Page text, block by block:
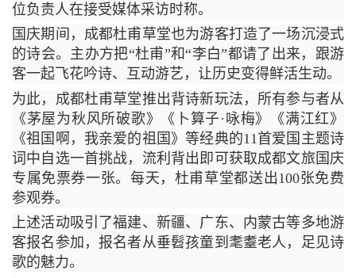
位负责人在接受媒体采访时称。
国庆期间，成都杜甫草堂也为游客打造了一场沉浸式
的诗会。主办方把“杜甫”和“李白”都请了出来，跟游
客一起飞花吟诗、互动游艺，让历史变得鲜活生动。
为此，成都杜甫草堂推出背诗新玩法，所有参与者从
《茅屋为秋风所破歌》《卜算子·咏梅》《满江红》
《祖国啊，我亲爱的祖国》等经典的11首爱国主题诗
词中自选一首挑战，流利背出即可获取成都文旅国庆
专属免票券一张。每天，杜甫草堂都送出100张免费
参观券。
上述活动吸引了福建、新疆、广东、内蒙古等多地游
客报名参加，报名者从垂髫孩童到耄耋老人，足见诗
歌的魅力。